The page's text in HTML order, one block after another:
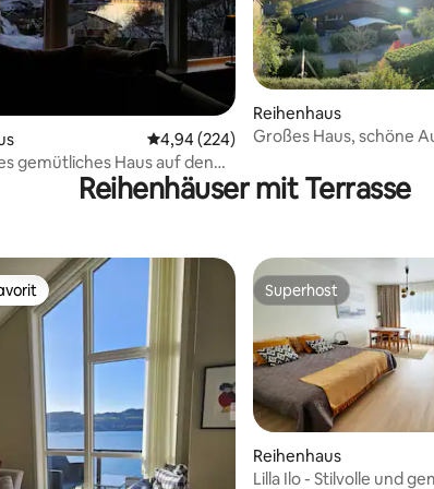
4,97 von 5, 114 Bewertungen
Durchschnittliche Bewertung: 4,94
4,94 (224)
gemütliches Haus auf den
Reihenhaus
Großes Haus, schöne
Reihenhäuser mit Terrasse
5 von 5, 35 Bewertungen
Superhost
Superhost
Reihenhaus
Lilla Ilo - Stilvolle und